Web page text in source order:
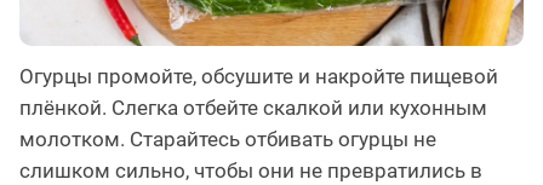
Огурцы промойте, обсушите и накройте пищевой
плёнкой. Слегка отбейте скалкой или кухонным
молотком. Старайтесь отбивать огурцы не
слишком сильно, чтобы они не превратились в